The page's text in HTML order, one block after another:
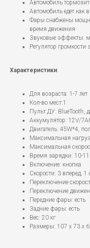
Автомобиль
Автомобиль едет как
Фары снабжены
время движения
Звуковые эффекты:
Регулятор
Характеристики
Для возраста: 1-7 лет
Кол-во мест:1
Пульт ДУ: BlueTooth,
Аккумулятор: 12V/
Двигатель: 45W*4,
Максимальная
Максимальная
Время зарядки: 10-
Включение: кнопка
Скорости: 3 вперед, 1
Переключение
Переключение
Передние фары: есть
Задние фары: есть
Вес: 20 кг
Размеры: 107 x 73 x